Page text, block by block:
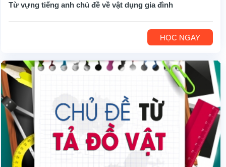
Từ vựng tiếng anh chủ đề về vật dụng gia đình
HỌC NGAY